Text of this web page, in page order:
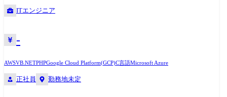
ITエンジニア
-
AWSVB.NETPHPGoogle Cloud Platform(GCP)C言語Microsoft Azure
正社員 勤務地未定